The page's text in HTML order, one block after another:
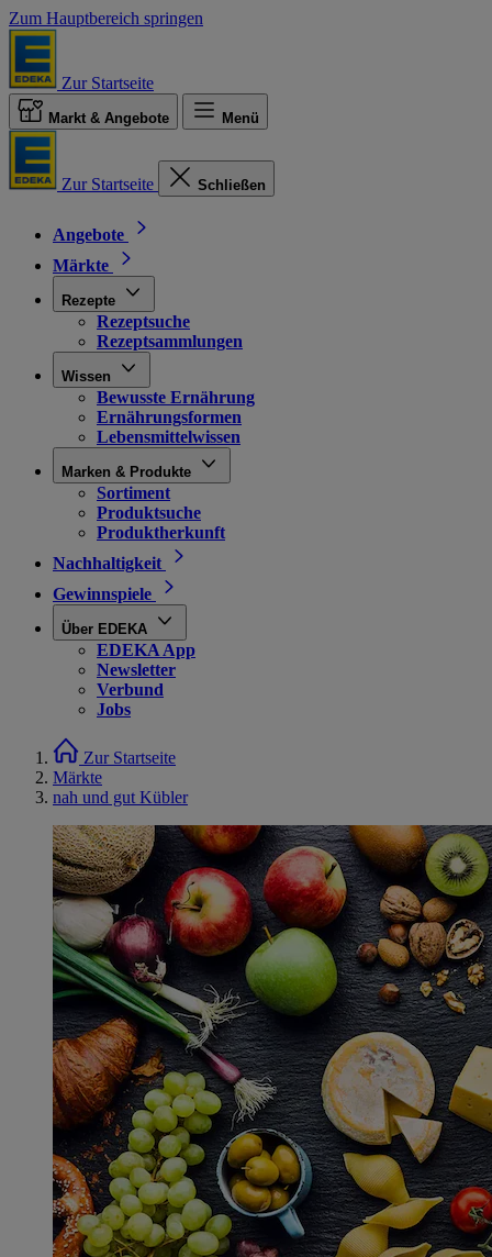
Zum Hauptbereich springen
Zur Startseite
Markt & Angebote Menü
Zur Startseite Schließen
Angebote
Märkte
Rezepte
Rezeptsuche
Rezeptsammlungen
Wissen
Bewusste Ernährung
Ernährungsformen
Lebensmittelwissen
Marken & Produkte
Sortiment
Produktsuche
Produktherkunft
Nachhaltigkeit
Gewinnspiele
Über EDEKA
EDEKA App
Newsletter
Verbund
Jobs
Zur Startseite
Märkte
nah und gut Kübler